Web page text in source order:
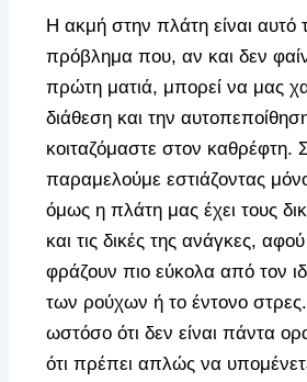
Η ακμή στην πλάτη είναι αυτό
πρόβλημα που, αν και δεν
πρώτη ματιά, μπορεί να μας
διάθεση και την
κοιταζόμαστε στον καθρέφτη.
παραμελούμε εστιάζοντας
όμως η πλάτη μας έχει τους
και τις δικές της ανάγκες,
φράζουν πιο εύκολα από τον
των ρούχων ή το έντονο
ωστόσο ότι δεν είναι πάντα
ότι πρέπει απλώς να